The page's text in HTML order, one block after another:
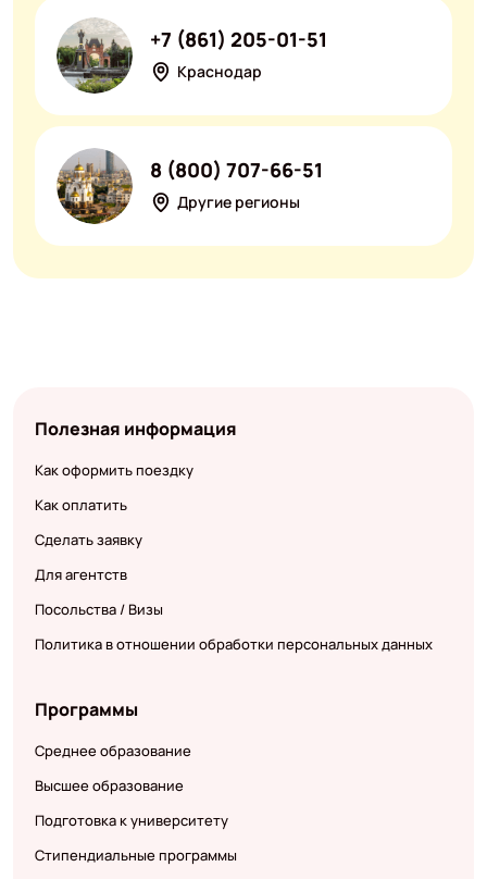
Краснодар
+7 (861) 205-01-51
Другие регионы
8 (800) 707-66-51
Полезная информация
Как оформить поездку
Как оплатить
Сделать заявку
Для агентств
Посольства / Визы
Политика в отношении обработки персональных данных
Программы
Среднее образование
Высшее образование
Подготовка к университету
Стипендиальные программы